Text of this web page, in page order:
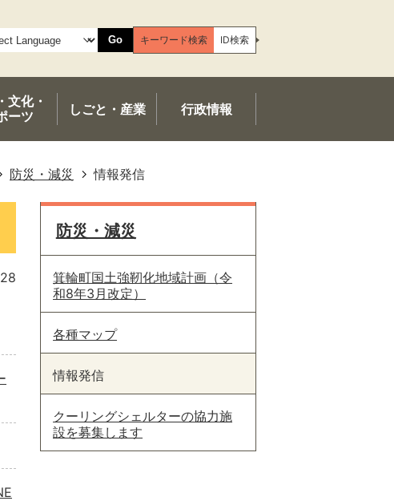
Go キーワード検索 ID検索
文化・
ーツ
しごと・産業 行政情報
防災・減災 情報発信
防災・減災
箕輪町国土強靭化地域計画（令
和8年3月改定）
各種マップ
情報発信
クーリングシェルターの協力施
設を募集します